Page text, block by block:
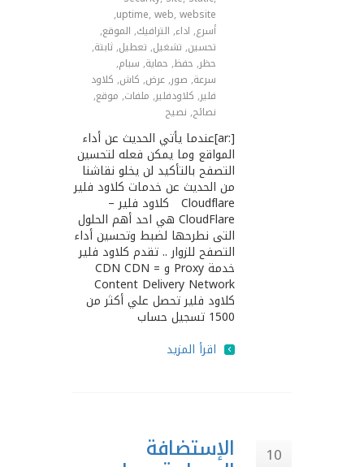
uptime, web, website
,
أسرع, اداء, الترافيك, الموقع,
تحسين, تشغيل, تعطيل,ثابتة,
حظر, حفظ, حماية, سبام,
سرعة, صور,عرض, كاش, كلاود
فلير, كلاودفلير, ملفات, موقع,
نصائح, نصيح
[:ar]عندما يأتي الحديث عن أداء
المواقع وما يمكن فعله لتحسين
التصفح بالتأكيد لن يخلو نقاشنا
من الحديث عن خدمات كلاود فلير
Cloudflare كلاود فلير –
CloudFlare هي احد أهم الحلول
التى نطرحها لضبط وتحسين أداء
التصفح للزوار .. تقدم كلاود فلير
خدمة Proxy و CDN CDN =
Content Delivery Network
كلاود فلير تحصل علي أكثر من
1500 تسجيل حساب
اقرأ المزيد
10 الإستضافة